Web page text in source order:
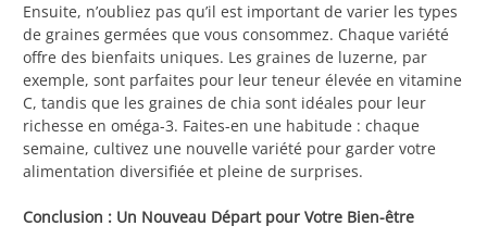
Ensuite, n’oubliez pas qu’il est important de varier les types
de graines germées que vous consommez. Chaque variété
offre des bienfaits uniques. Les graines de luzerne, par
exemple, sont parfaites pour leur teneur élevée en vitamine
C, tandis que les graines de chia sont idéales pour leur
richesse en oméga-3. Faites-en une habitude : chaque
semaine, cultivez une nouvelle variété pour garder votre
alimentation diversifiée et pleine de surprises.
Conclusion : Un Nouveau Départ pour Votre Bien-être